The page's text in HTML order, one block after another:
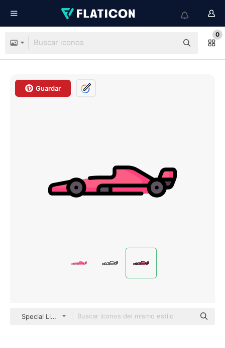
0
Guardar
Special Lineal color